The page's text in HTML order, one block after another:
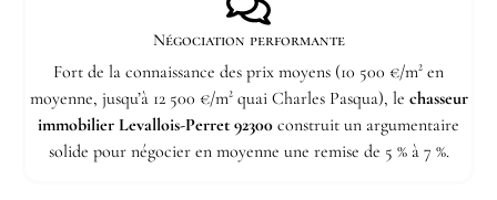
Négociation performante
Fort de la connaissance des prix moyens (10 500 €/m² en
moyenne, jusqu’à 12 500 €/m² quai Charles Pasqua), le chasseur
immobilier Levallois-Perret 92300 construit un argumentaire
solide pour négocier en moyenne une remise de 5 % à 7 %.